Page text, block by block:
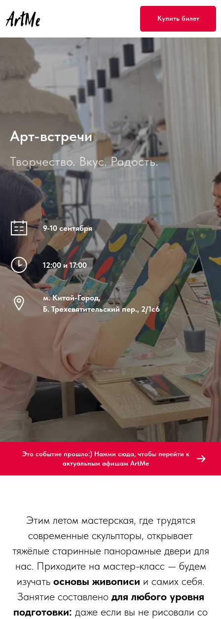
Купить билет
Арт-встречи
Творчество. Вкус. Радость.
9-10 сентября
12:00 и 17:00
м. Китай-Город,
Б. Трехсвятительский пер., 2/1с6
Это событие прошло:) Нажми сюда, чтобы перейти к
актуальным афишам ArtMe
Этим летом мастерская, где трудятся
современные скульпторы, открывает
тяжёлые старинные панорамные двери для
нас. Приходите на мастер-класс — будем
изучать основы живописи и самих себя.
Занятие составлено для любого уровня
подготовки: даже если вы не рисовали со